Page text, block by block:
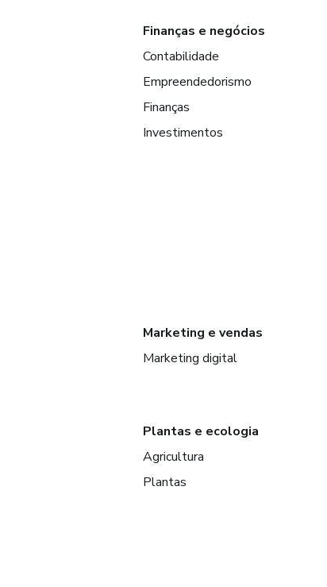
Finanças e negócios
Contabilidade
Empreendedorismo
Finanças
Investimentos
Marketing e vendas
Marketing digital
Plantas e ecologia
Agricultura
Plantas